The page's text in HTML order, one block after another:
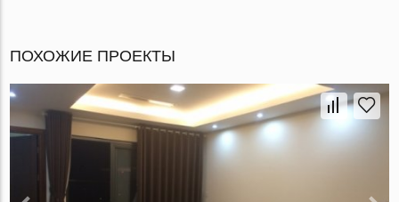
ПОХОЖИЕ ПРОЕКТЫ